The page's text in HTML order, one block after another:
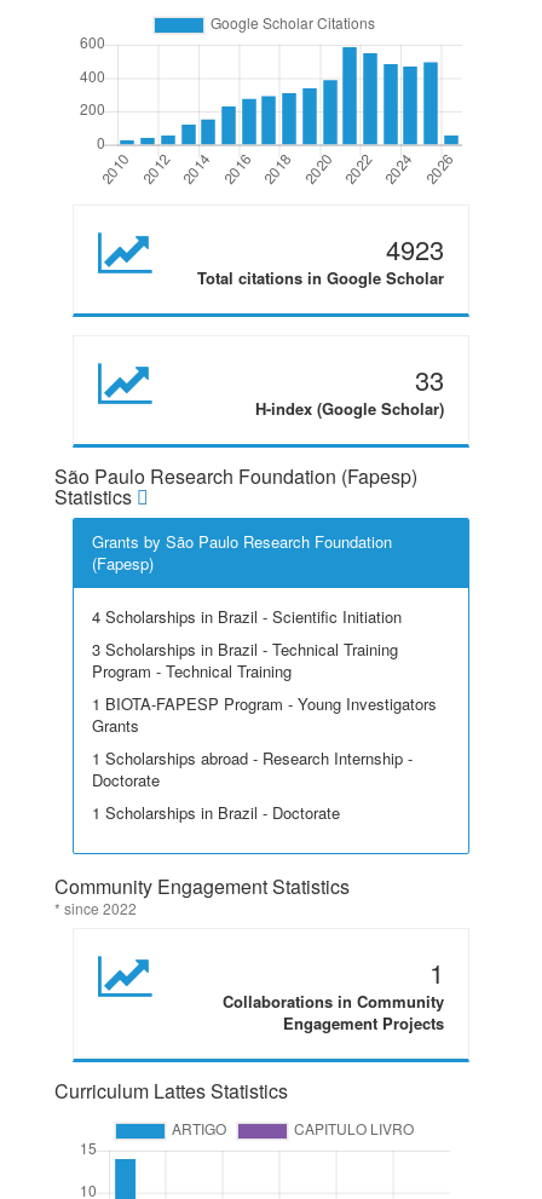
4923
Total citations in Google Scholar
33
H-index (Google Scholar)
São Paulo Research Foundation (Fapesp)
Statistics
Grants by São Paulo Research Foundation
(Fapesp)
4 Scholarships in Brazil - Scientific Initiation
3 Scholarships in Brazil - Technical Training
Program - Technical Training
1 BIOTA-FAPESP Program - Young Investigators
Grants
1 Scholarships abroad - Research Internship -
Doctorate
1 Scholarships in Brazil - Doctorate
Community Engagement Statistics
* since 2022
1
Collaborations in Community
Engagement Projects
Curriculum Lattes Statistics